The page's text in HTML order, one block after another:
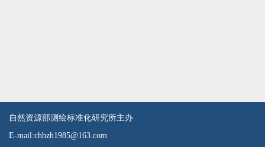
自然资源部测绘标准化研究所主办
E-mail:chbzh1985@163.com